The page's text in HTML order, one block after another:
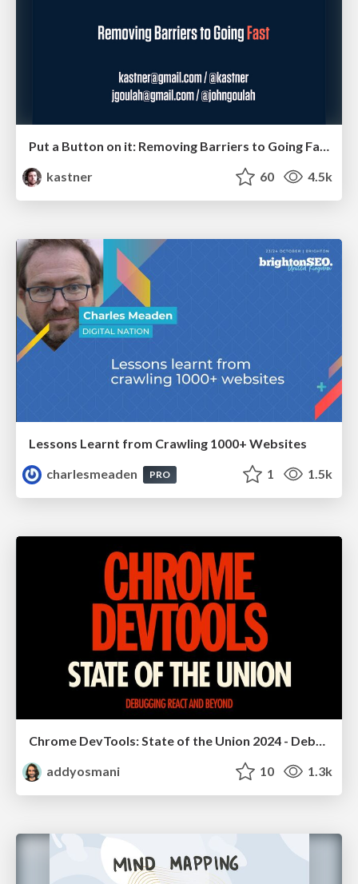
kastner
60 4.5k
Lessons Learnt from Crawling 1000+ Websites
charlesmeaden
PRO 1 1.5k
Chrome DevTools: State of the Union 2024 - Debugging React & Beyond
addyosmani
10 1.3k